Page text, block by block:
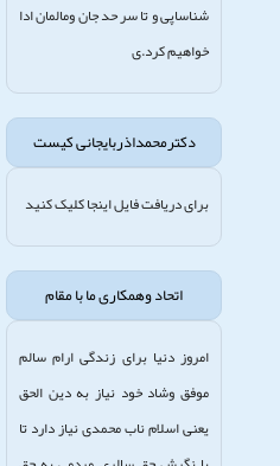
شناساپی و تا سر حد جان ومالمان ادا
خواهیم کرد.ی
دکترمحمداذربایجانی کیست
برای دریافت فایل اینجا کلیک کنید
اتحاد وهمکاری ما با مقام
امروز دنیا برای زندگی ارام سالم
موفق وشاد خود نیاز به دین الحق
یعنی اسلام ناب محمدی نیاز دارد تا